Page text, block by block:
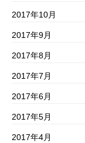
2017年10月
2017年9月
2017年8月
2017年7月
2017年6月
2017年5月
2017年4月